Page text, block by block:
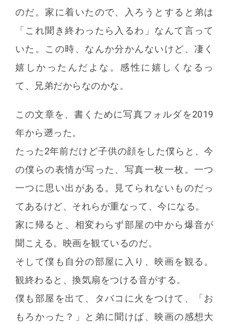
のだ。家に着いたので、入ろうとすると弟は
「これ聞き終わったら入るわ」なんて言って
いた。この時、なんか分かんないけど、凄く
嬉しかったんだよな。感性に嬉しくなるっ
て、兄弟だからなのかな。
この文章を、書くために写真フォルダを2019
年から遡った。
たった2年前だけど子供の顔をした僕らと、今
の僕らの表情が写った、写真一枚一枚。一つ
一つに思い出がある。見てられないものだっ
てあるけど、それらが重なって、今になる。
家に帰ると、相変わらず部屋の中から爆音が
聞こえる。映画を観ているのだ。
そして僕も自分の部屋に入り、映画を観る。
観終わると、換気扇をつける音がする。
僕も部屋を出て、タバコに火をつけて、「お
もろかった？」と弟に聞けば、映画の感想大